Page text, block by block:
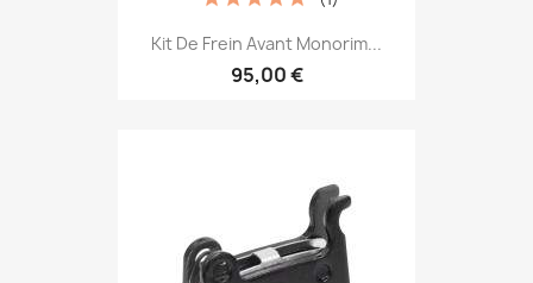
Kit De Frein Avant Monorim...
95,00 €